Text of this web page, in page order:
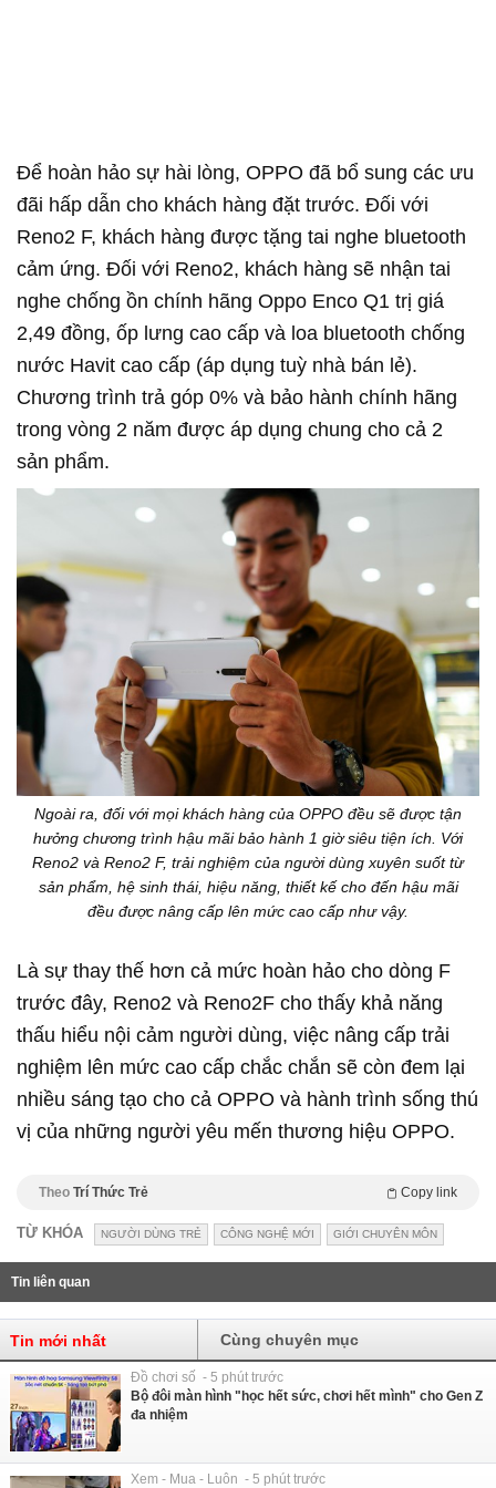
Để hoàn hảo sự hài lòng, OPPO đã bổ sung các ưu
đãi hấp dẫn cho khách hàng đặt trước. Đối với
Reno2 F, khách hàng được tặng tai nghe bluetooth
cảm ứng. Đối với Reno2, khách hàng sẽ nhận tai
nghe chống ồn chính hãng Oppo Enco Q1 trị giá
2,49 đồng, ốp lưng cao cấp và loa bluetooth chống
nước Havit cao cấp (áp dụng tuỳ nhà bán lẻ).
Chương trình trả góp 0% và bảo hành chính hãng
trong vòng 2 năm được áp dụng chung cho cả 2
sản phẩm.
Ngoài ra, đối với mọi khách hàng của OPPO đều sẽ được tận
hưởng chương trình hậu mãi bảo hành 1 giờ siêu tiện ích. Với
Reno2 và Reno2 F, trải nghiệm của người dùng xuyên suốt từ
sản phẩm, hệ sinh thái, hiệu năng, thiết kế cho đến hậu mãi
đều được nâng cấp lên mức cao cấp như vậy.
Là sự thay thế hơn cả mức hoàn hảo cho dòng F
trước đây, Reno2 và Reno2F cho thấy khả năng
thấu hiểu nội cảm người dùng, việc nâng cấp trải
nghiệm lên mức cao cấp chắc chắn sẽ còn đem lại
nhiều sáng tạo cho cả OPPO và hành trình sống thú
vị của những người yêu mến thương hiệu OPPO.
Theo Trí Thức Trẻ Copy link
TỪ KHÓA NGƯỜI DÙNG TRẺ CÔNG NGHỆ MỚI GIỚI CHUYÊN MÔN
Tin liên quan
Tin mới nhất Cùng chuyên mục
Đồ chơi số - 5 phút trước
Bộ đôi màn hình "học hết sức, chơi hết mình" cho Gen Z
đa nhiệm
Xem - Mua - Luôn - 5 phút trước